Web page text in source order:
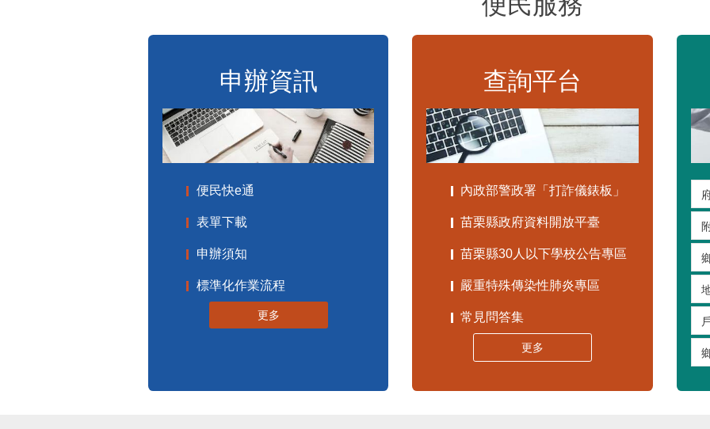
申辦資訊
便民快e通
表單下載
申辦須知
標準化作業流程
更多
查詢平台
內政部警政署「打詐儀錶板」
苗栗縣政府資料開放平臺
苗栗縣30人以下學校公告專區
嚴重特殊傳染性肺炎專區
常見問答集
更多